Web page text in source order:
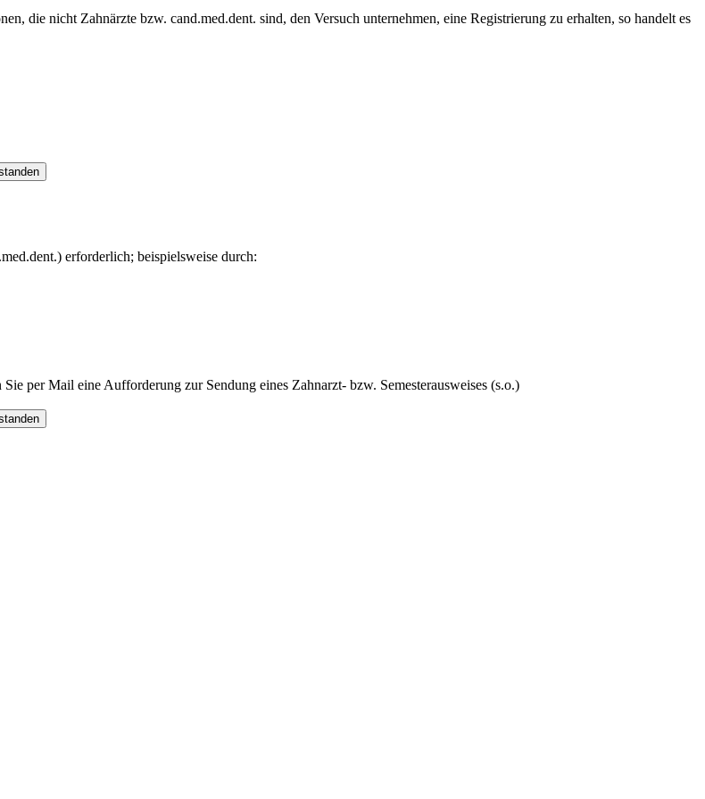
die nicht Zahnärzte bzw. cand.med.dent. sind, den Versuch unternehmen, eine Registrierung zu erhalten, so handelt es
erforderlich; beispielsweise durch:
per Mail eine Aufforderung zur Sendung eines Zahnarzt- bzw. Semesterausweises (s.o.)